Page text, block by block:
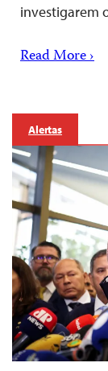
investigarem
Read More ›
Alertas